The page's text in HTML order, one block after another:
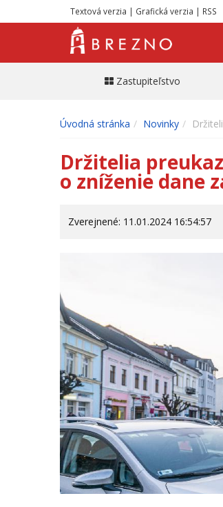
Textová verzia | Grafická verzia | RSS
Zastupiteľstvo
Úvodná stránka Novinky
Držitelia
o zníženie dane
Zverejnené: 11.01.2024 16:54:57